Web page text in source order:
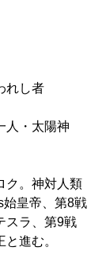
れし者
人・太陽神
ク。神対人類
始皇帝、第8戦
スラ、第9戦
進む。